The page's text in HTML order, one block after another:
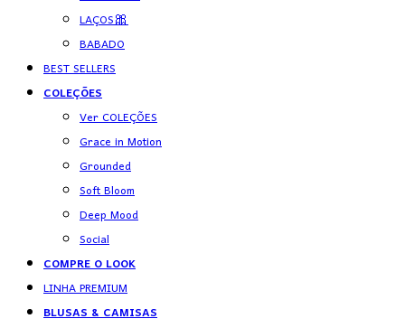
LAÇOS🎀
BABADO
BEST SELLERS
COLEÇÕES
Ver COLEÇÕES
Grace in Motion
Grounded
Soft Bloom
Deep Mood
Social
COMPRE O LOOK
LINHA PREMIUM
BLUSAS & CAMISAS